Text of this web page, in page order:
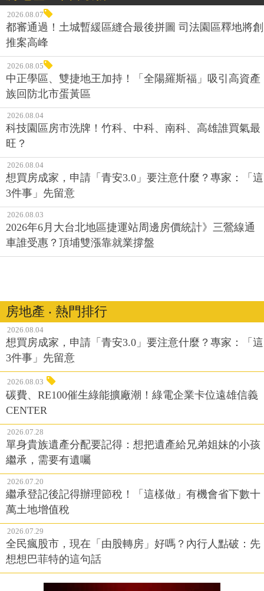
2026.08.07
都審通過！土城暫緩區縫合最後拼圖 司法園區釋地將創
推案高峰
2026.08.05
中正學區、雙捷地王加持！「全陽羅斯福」吸引高資產
族回防北市蛋黃區
2026.08.04
科技園區房市洗牌！竹科、中科、南科、高雄誰買氣最
旺？
2026.08.04
想買房成家，申請「青安3.0」要注意什麼？專家：「這
3件事」先留意
2026.08.03
2026年6月大台北地區捷運站周邊房價統計》三鶯線通
車誰受惠？頂埔雙漲靠就業撐盤
房地產 ‧ 熱門排行
2026.08.04
想買房成家，申請「青安3.0」要注意什麼？專家：「這
3件事」先留意
2026.08.03
碳費、RE100催生綠能擴廠潮！綠電企業卡位遠雄信義
CENTER
2026.07.28
單身貴族遺產分配要記得：想把遺產給兄弟姐妹的小孩
繼承，需要有遺囑
2026.07.20
繼承登記後記得辦理節稅！「這樣做」有機會省下數十
萬土地增值稅
2026.07.29
全民瘋股市，現在「由股轉房」好嗎？內行人點破：先
想想巴菲特的這句話